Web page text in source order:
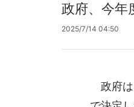
政府、今年
2025/7/14 04:50
政府は